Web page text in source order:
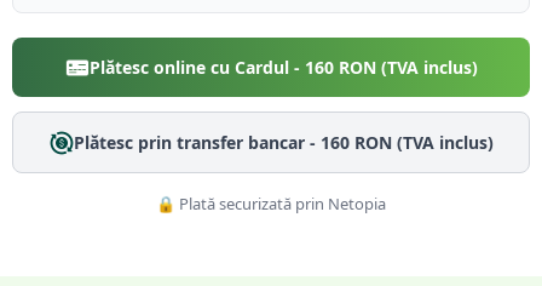
Plătesc online cu Cardul - 160RON (TVA inclus)
Plătesc prin transfer bancar - 160RON (TVA inclus)
🔒 Plată securizată prin Netopia